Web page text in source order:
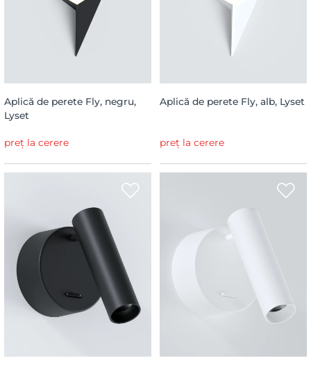
Aplică de perete Fly, negru,
Lyset
preț la cerere
Aplică de perete Fly, alb, Lyset
preț la cerere